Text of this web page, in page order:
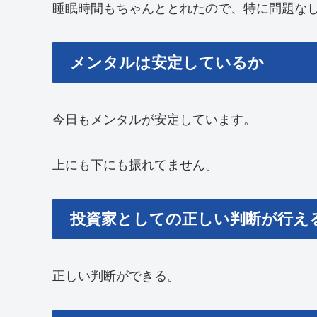
睡眠時間もちゃんととれたので、特に問題なし
メンタルは安定しているか
今日もメンタルが安定しています。
上にも下にも振れてません。
投資家としての正しい判断が行え
正しい判断ができる。